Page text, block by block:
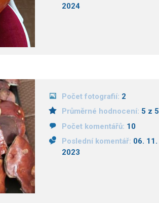
2024
Počet fotografií: 2
Průměrné hodnocení: 5 z 5
Počet komentářů: 10
Poslední komentář: 06. 11.
2023